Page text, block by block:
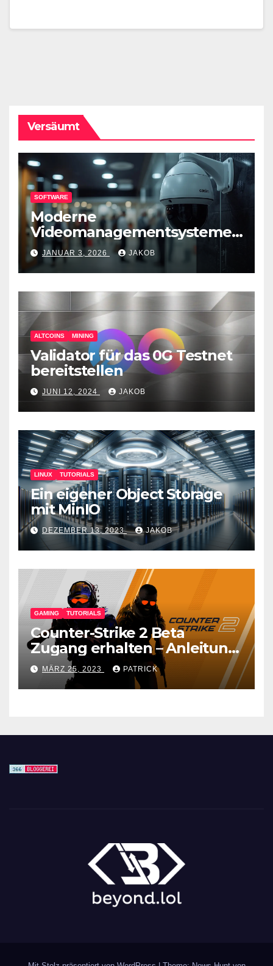
Versäumt
SOFTWARE
Moderne
Videomanagementsysteme
(VMS) – mehr als nur
Überwachungswerkzeuge
JANUAR 3, 2026 JAKOB
ALTCOINS MINING
Validator für das 0G Testnet
bereitstellen
JUNI 12, 2024 JAKOB
LINUX TUTORIALS
Ein eigener Object Storage
mit MinIO
DEZEMBER 13, 2023 JAKOB
GAMING TUTORIALS
Counter-Strike 2 Beta
Zugang erhalten – Anleitung
für den CS GO Nachfolger
MÄRZ 25, 2023 PATRICK